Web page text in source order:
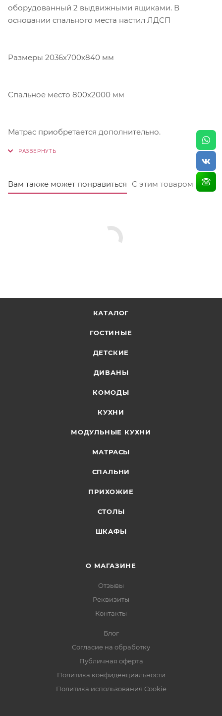
оборудованный 2 выдвижными ящиками. В
основании спального места настил ЛДСП
Размеры 2036х700х840 мм
Спальное место 800х2000 мм
Матрас приобретается дополнительно.
Вам также может понравиться С этим товаром
КАТАЛОГ
ГОСТИНЫЕ
ДЕТСКИЕ
ДИВАНЫ
КОМОДЫ
КУХНИ
МОДУЛЬНЫЕ КУХНИ
МАТРАСЫ
СПАЛЬНИ
ПРИХОЖИЕ
СТОЛЫ
ШКАФЫ
О МАГАЗИНЕ
Отзывы
Реквизиты
Контакты
Блог
Согласие на обработку
Публичная оферта
Политика конфиденциальности
Политика использования Cookie